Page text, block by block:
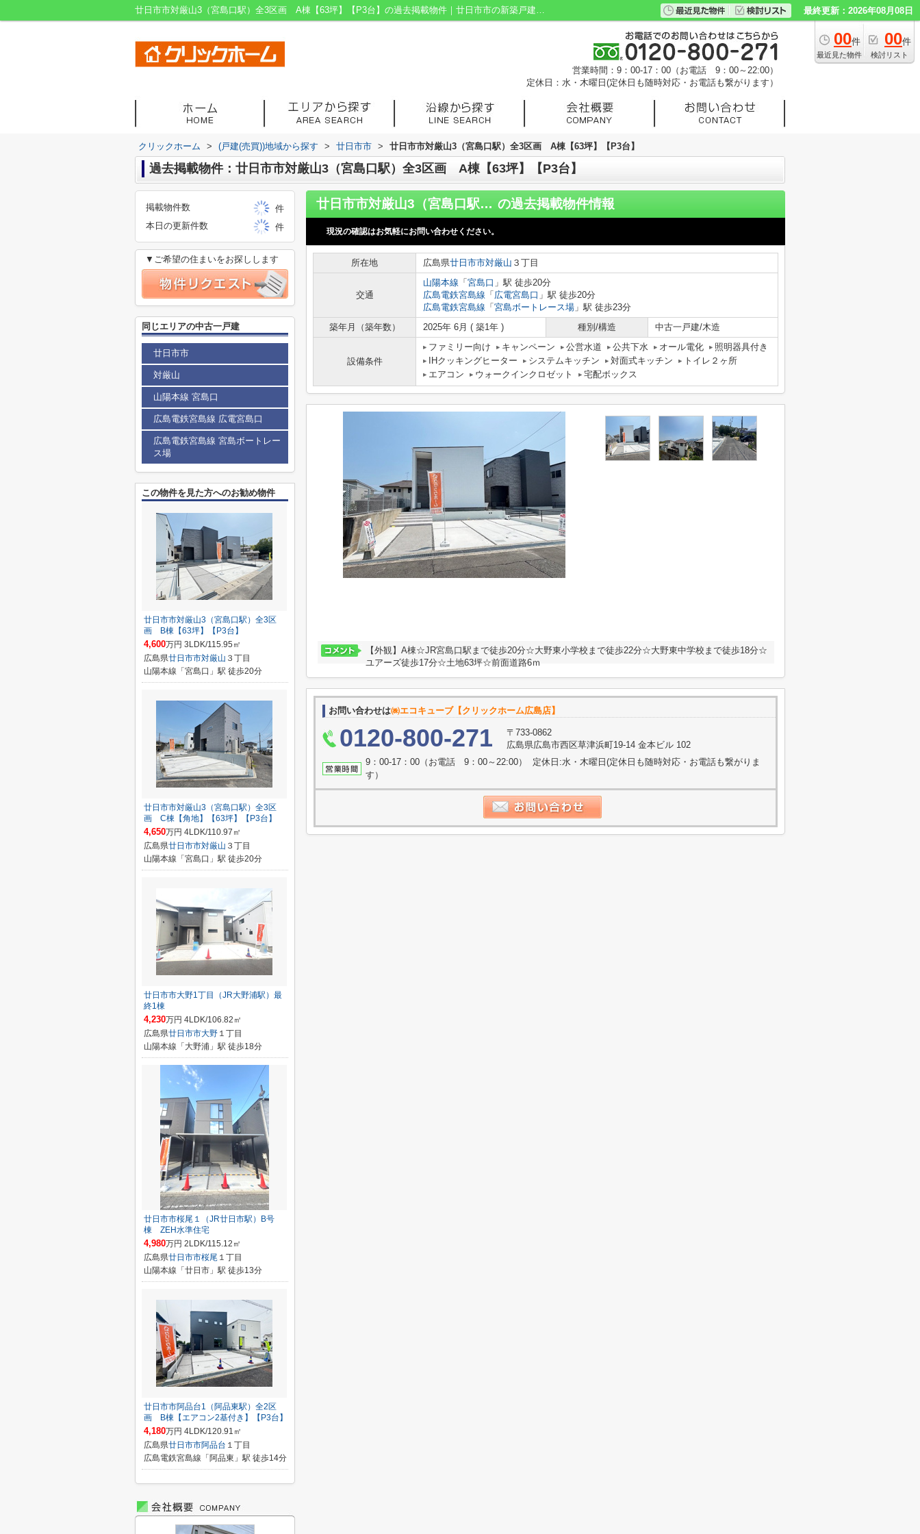
廿日市市対厳山3（宮島口駅）全3区画 A棟【63坪】【P3台】の過去掲載物件｜廿日市市の新築戸建て・不動産情報ならクリックホーム 最終更新：2026年08月08日
00件
最近見た物件
00件
検討リスト
営業時間：9：00-17：00（お電話 9：00～22:00）
定休日：水・木曜日(定休日も随時対応・お電話も繋がります）
クリックホーム > (戸建(売買))地域から探す > 廿日市市 > 廿日市市対厳山3（宮島口駅）全3区画 A棟【63坪】【P3台】
過去掲載物件：廿日市市対厳山3（宮島口駅）全3区画 A棟【63坪】【P3台】
廿日市市対厳山3（宮島口駅）全3区画 A棟【63坪】【P3台】 の過去掲載物件情報
現況の確認はお気軽にお問い合わせください。
所在地 広島県廿日市市対厳山 ３丁目
交通
山陽本線 「 宮島口 」駅 徒歩20分
広島電鉄宮島線 「 広電宮島口 」駅 徒歩20分
広島電鉄宮島線 「 宮島ボートレース場 」駅 徒歩23分
築年月（築年数）
2025年 6月 ( 築1年 ) 種別/構造 中古一戸建/木造
設備条件
ファミリー向け キャンペーン 公営水道 公共下水 オール電化
照明器具付き
IHクッキングヒーター
システムキッチン 対面式キッチン
トイレ２ヶ所
エアコン
ウォークインクロゼット 宅配ボックス
【外観】A棟☆JR宮島口駅まで徒歩20分☆大野東小学校まで徒歩22分☆大野東中学校まで徒歩18分☆
ユアーズ徒歩17分☆土地63坪☆前面道路6ｍ
お問い合わせは㈱エコキューブ【クリックホーム広島店】
0120-800-271
〒733-0862
広島県広島市西区草津浜町19-14 金本ビル 102
9：00-17：00（お電話 9：00～22:00） 定休日:水・木曜日(定休日も随時対応・お電話も繋がりま
す）
掲載物件数
件
本日の更新件数
件
▼ご希望の住まいをお探しします
同じエリアの中古一戸建
廿日市市
対厳山
山陽本線 宮島口
広島電鉄宮島線 広電宮島口
広島電鉄宮島線 宮島ボートレー
ス場
この物件を見た方へのお勧め物件
廿日市市対厳山3（宮島口駅）全3区
画 B棟【63坪】【P3台】
4,600万円 3LDK/115.95㎡
広島県廿日市市対厳山 ３丁目
山陽本線「宮島口」駅 徒歩20分
廿日市市対厳山3（宮島口駅）全3区
画 C棟【角地】【63坪】【P3台】
4,650万円 4LDK/110.97㎡
広島県廿日市市対厳山 ３丁目
山陽本線「宮島口」駅 徒歩20分
廿日市市大野1丁目（JR大野浦駅）最
終1棟
4,230万円 4LDK/106.82㎡
広島県廿日市市大野 １丁目
山陽本線「大野浦」駅 徒歩18分
廿日市市桜尾１（JR廿日市駅）B号
棟 ZEH水準住宅
4,980万円 2LDK/115.12㎡
広島県廿日市市桜尾 １丁目
山陽本線「廿日市」駅 徒歩13分
廿日市市阿品台1（阿品東駅）全2区
画 B棟【エアコン2基付き】【P3台】
4,180万円 4LDK/120.91㎡
広島県廿日市市阿品台 １丁目
広島電鉄宮島線「阿品東」駅 徒歩14分